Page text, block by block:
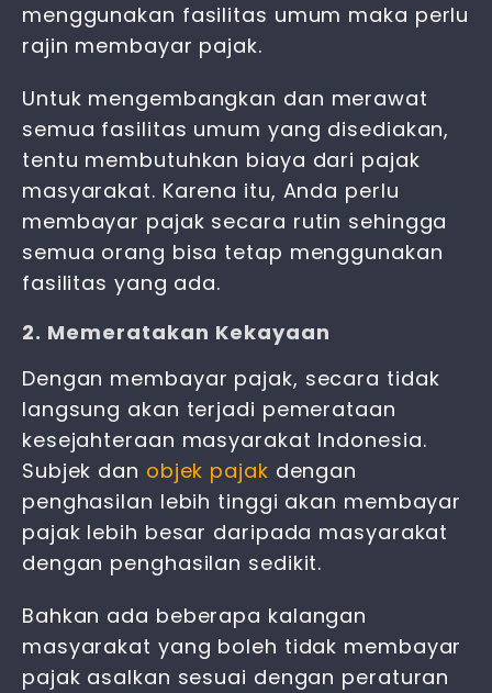
menggunakan fasilitas umum maka perlu
rajin membayar pajak.
Untuk mengembangkan dan merawat
semua fasilitas umum yang disediakan,
tentu membutuhkan biaya dari pajak
masyarakat. Karena itu, Anda perlu
membayar pajak secara rutin sehingga
semua orang bisa tetap menggunakan
fasilitas yang ada.
2. Memeratakan Kekayaan
Dengan membayar pajak, secara tidak
langsung akan terjadi pemerataan
kesejahteraan masyarakat Indonesia.
Subjek dan objek pajak dengan
penghasilan lebih tinggi akan membayar
pajak lebih besar daripada masyarakat
dengan penghasilan sedikit.
Bahkan ada beberapa kalangan
masyarakat yang boleh tidak membayar
pajak asalkan sesuai dengan peraturan